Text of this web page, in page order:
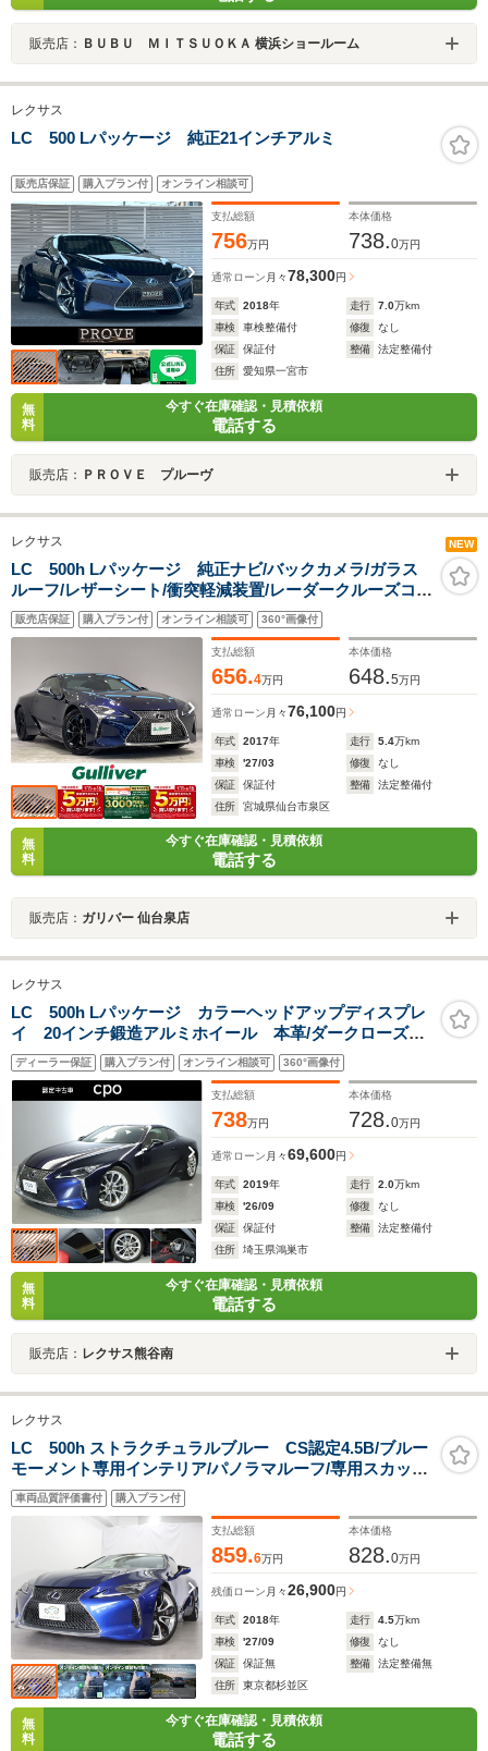
販売店： ＢＵＢＵ ＭＩＴＳＵＯＫＡ 横浜ショールーム
レクサス
LC 500 Lパッケージ 純正21インチアルミ
販売店保証 購入プラン付 オンライン相談可
支払総額
756万円
本体価格
738.0万円
通常ローン 月々78,300円
年式 2018年 走行 7.0万km
車検
車検整備付 修復
なし
保証
保証付 整備
法定整備付
住所
愛知県一宮市
無
料
今すぐ在庫確認・見積依頼
電話する
販売店： ＰＲＯＶＥ プルーヴ
レクサス NEW
LC 500h Lパッケージ 純正ナビ/バックカメラ/ガラス
ルーフ/レザーシート/衝突軽減装置/レーダークルーズコン
トロール/レーンキープアシスト/コーナーセンサー/オート
ブレーキホールド/ブラインドアシストスポット/禁煙車
販売店保証 購入プラン付 オンライン相談可 360°画像付
支払総額
656.4万円
本体価格
648.5万円
通常ローン 月々76,100円
年式 2017年 走行 5.4万km
車検
'27/03 修復
なし
保証
保証付 整備
法定整備付
住所
宮城県仙台市泉区
無
料
今すぐ在庫確認・見積依頼
電話する
販売店： ガリバー 仙台泉店
レクサス
LC 500h Lパッケージ カラーヘッドアップディスプレ
イ 20インチ鍛造アルミホイール 本革/ダークローズ
運転席・助手席シートヒーター・ベンチレーション機能
付
ディーラー保証 購入プラン付 オンライン相談可 360°画像付
支払総額
738万円
本体価格
728.0万円
通常ローン 月々69,600円
年式 2019年 走行 2.0万km
車検
'26/09 修復
なし
保証
保証付 整備
法定整備付
住所
埼玉県鴻巣市
無
料
今すぐ在庫確認・見積依頼
電話する
販売店： レクサス熊谷南
レクサス
LC 500h ストラクチュラルブルー CS認定4.5B/ブルー
モーメント専用インテリア/パノラマルーフ/専用スカッフ
プレート/21インチAW/3眼LED/マークレビンソン/HUD/ス
テアヒーター/シートヒーター&クーラー/純正ナビ/地デジ
TV/LEXUSセーフティシステム+
車両品質評価書付 購入プラン付
支払総額
859.6万円
本体価格
828.0万円
残価ローン 月々26,900円
年式 2018年 走行 4.5万km
車検
'27/09 修復
なし
保証
保証無 整備
法定整備無
住所
東京都杉並区
無
料
今すぐ在庫確認・見積依頼
電話する